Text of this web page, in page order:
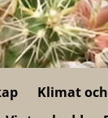
Klimat